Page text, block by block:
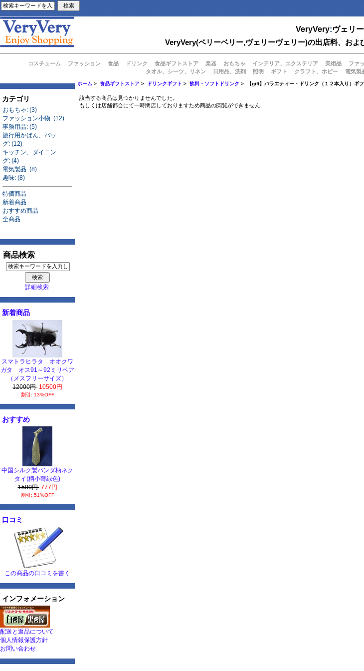
VeryVery:ヴェリ
VeryVery(ベリーベリー,ヴェリーヴェリー)の出店料、お
コスチューム ファッション 食品 ドリンク 食品ギフトストア 楽器 おもちゃ インテリア、エクステリア 美術品 ファ
タオル、シーツ、リネン
日用品、洗剤 照明 ギフト クラフト、ホビー 電気製
カテゴリ
おもちゃ: (3)
ファッション小物: (12)
事務用品: (5)
旅行用かばん、バッ
グ: (12)
キッチン、ダイニン
グ: (4)
電気製品: (8)
趣味: (8)
特価商品
新着商品...
おすすめ商品
全商品
商品検索
詳細検索
新着商品
スマトラヒラタ オオクワ
ガタ オス91～92ミリペア
（メスフリーサイズ）
12000円 10500円
割引: 13%OFF
おすすめ
中国シルク製パンダ柄ネク
タイ(柄小薄緑色)
1580円 777円
割引: 51%OFF
口コミ
この商品の口コミを書く
インフォメーション
配送と返品について
個人情報保護方針
お問い合わせ
ホーム >食品ギフトストア > ドリンクギフト >飲料・ソフトドリンク > 【gift】バラエティー・ドリンク（１２本入り）
該当する商品は見つかりませんでした。
もしくは店舗都合にて一時閉店しておりますため商品の閲覧ができません